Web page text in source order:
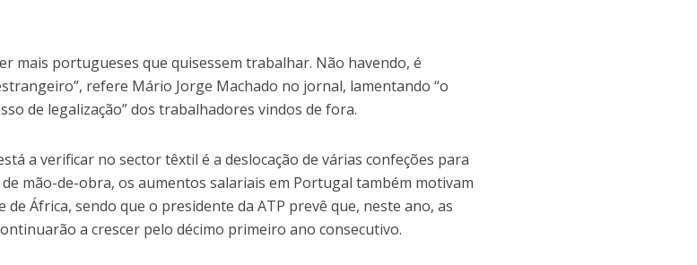
mais portugueses que quisessem trabalhar. Não havendo, é
refere Mário Jorge Machado no jornal, lamentando “o
de legalização” dos trabalhadores vindos de fora.
a verificar no sector têxtil é a deslocação de várias confeções para
mão-de-obra, os aumentos salariais em Portugal também motivam
de África, sendo que o presidente da ATP prevê que, neste ano, as
a crescer pelo décimo primeiro ano consecutivo.